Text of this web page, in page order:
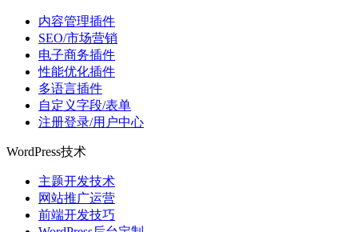
内容管理插件
SEO/市场营销
电子商务插件
性能优化插件
多语言插件
自定义字段/表单
注册登录/用户中心
WordPress技术
主题开发技术
网站推广运营
前端开发技巧